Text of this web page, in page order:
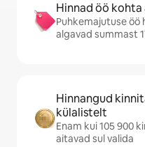
Hinnad öö kohta
Puhkemajutuse öö
algavad summast
Hinnangud
külalistelt
Enam kui 105 900
aitavad sul valida